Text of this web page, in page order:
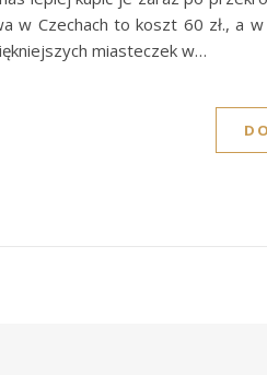
w Czechach to koszt 60 zł., a
miasteczek w…